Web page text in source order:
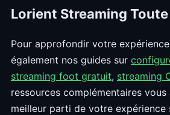
Lorient Streaming
Pour approfondir votre
également nos guides sur
streaming foot gratuit, streaming
ressources complémentaires
meilleur parti de votre expérience